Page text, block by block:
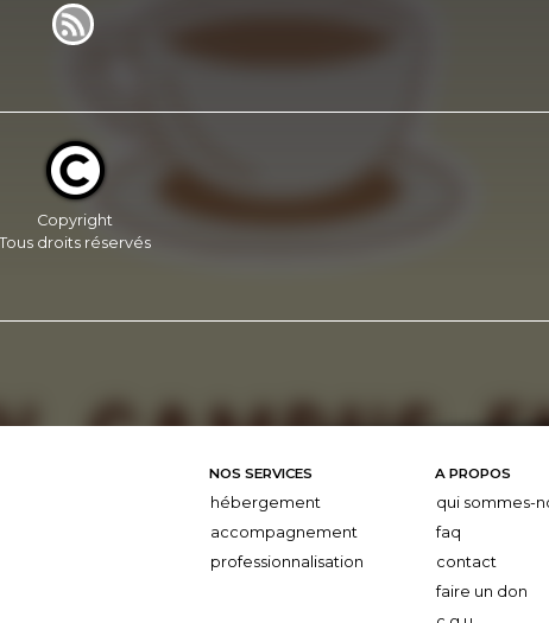
Copyright
Tous droits réservés
NOS SERVICES
hébergement
accompagnement
professionnalisation
A PROPOS
qui sommes-
faq
contact
faire un don